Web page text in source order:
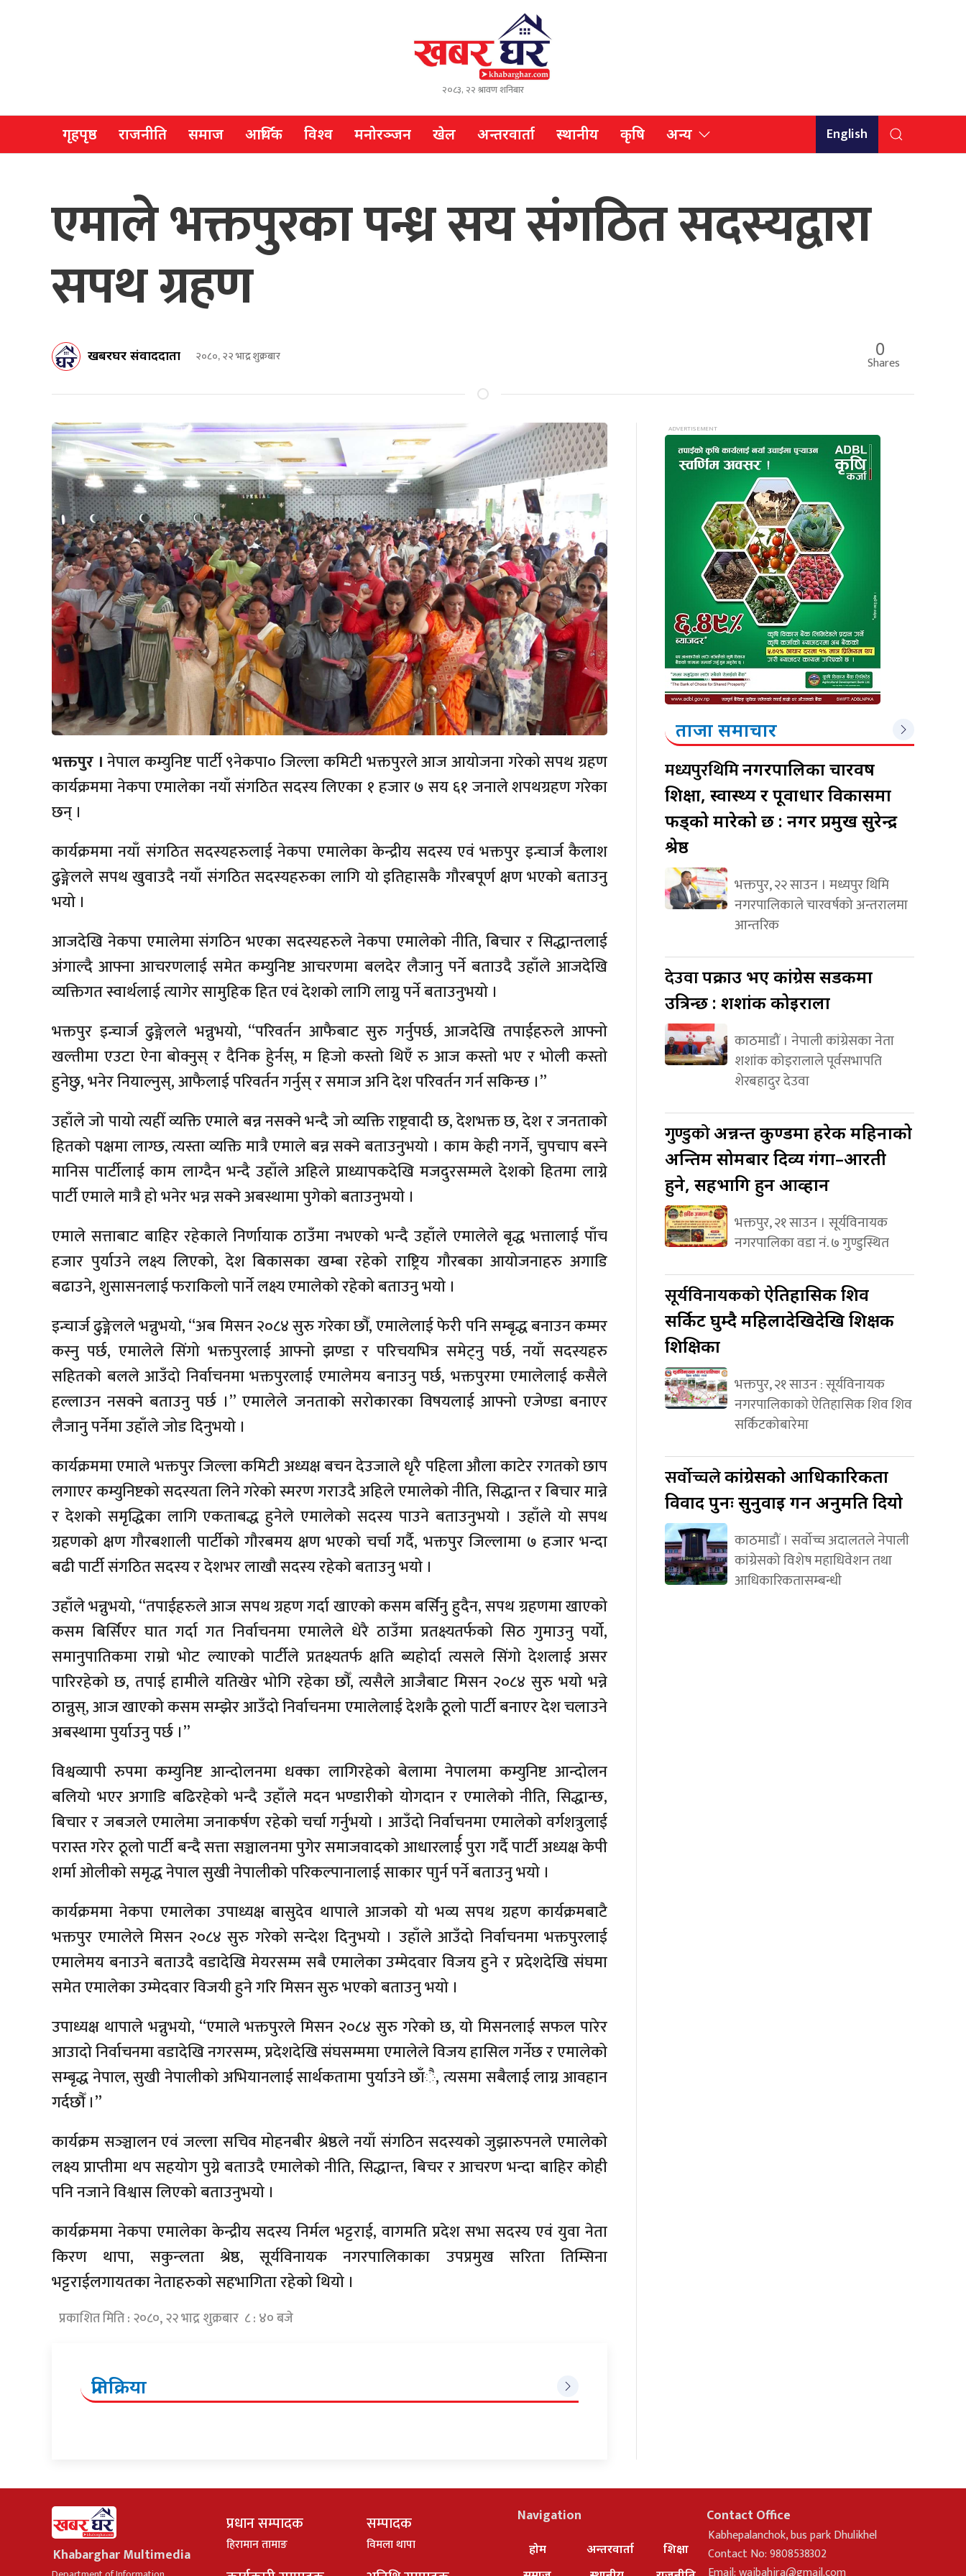
२०८३, २२ श्रावण शनिबार
गृहपृष्ठ राजनीति समाज आर्थिक विश्व मनोरञ्जन खेल अन्तरवार्ता स्थानीय कृषि अन्य English
एमाले भक्तपुरका पन्ध्र सय संगठित सदस्यद्वारा
सपथ ग्रहण
खबरघर संवाददाता २०८०, २२ भाद्र शुक्रबार 0
Shares
भक्तपुर ।नेपाल कम्युनिष्ट पार्टी ९नेकपा० जिल्ला कमिटी भक्तपुरले आज आयोजना गरेको सपथ ग्रहण
कार्यक्रममा नेकपा एमालेका नयाँ संगठित सदस्य लिएका १ हजार ७ सय ६१ जनाले शपथग्रहण गरेका
छन् ।
कार्यक्रममा नयाँ संगठित सदस्यहरुलाई नेकपा एमालेका केन्द्रीय सदस्य एवं भक्तपुर इन्चार्ज कैलाश
ढुङ्गेलले सपथ खुवाउदै नयाँ संगठित सदस्यहरुका लागि यो इतिहासकै गौरबपूर्ण क्षण भएको बताउनु
भयो ।
आजदेखि नेकपा एमालेमा संगठिन भएका सदस्यहरुले नेकपा एमालेको नीति, बिचार र सिद्धान्तलाई
अंगाल्दै आफ्ना आचरणलाई समेत कम्युनिष्ट आचरणमा बलदेर लैजानु पर्ने बताउदै उहाँले आजदेखि
व्यक्तिगत स्वार्थलाई त्यागेर सामुहिक हित एवं देशको लागि लाग्नु पर्ने बताउनुभयो ।
भक्तपुर इन्चार्ज ढुङ्गेलले भन्नुभयो, “परिवर्तन आफैबाट सुरु गर्नुपर्छ, आजदेखि तपाईहरुले आफ्नो
खल्तीमा एउटा ऐना बोक्नुस् र दैनिक हेुर्नस्, म हिजो कस्तो थिएँ रु आज कस्तो भए र भोली कस्तो
हुनेछु, भनेर नियाल्नुस्, आफैलाई परिवर्तन गर्नुस् र समाज अनि देश परिवर्तन गर्न सकिन्छ ।”
उहाँले जो पायो त्यहीँ व्यक्ति एमाले बन्न नसक्ने भन्दै जो व्यक्ति राष्ट्रवादी छ, देशभक्त छ, देश र जनताको
हितको पक्षमा लाग्छ, त्यस्ता व्यक्ति मात्रै एमाले बन्न सक्ने बताउनुभयो । काम केही नगर्ने, चुपचाप बस्ने
मानिस पार्टीलाई काम लाग्दैन भन्दै उहाँले अहिले प्राध्यापकदेखि मजदुरसम्मले देशको हितमा लाग्ने
पार्टी एमाले मात्रै हो भनेर भन्न सक्ने अबस्थामा पुगेको बताउनुभयो ।
एमाले सत्ताबाट बाहिर रहेकाले निर्णायाक ठाउँमा नभएको भन्दै उहाँले एमालेले बृद्ध भत्तालाई पाँच
हजार पुर्याउने लक्ष्य लिएको, देश बिकासका खम्बा रहेको राष्ट्रिय गौरबका आयोजनाहरु अगाडि
बढाउने, शुसासनलाई फराकिलो पार्ने लक्ष्य एमालेको रहेको बताउनु भयो ।
इन्चार्ज ढुङ्गेलले भन्नुभयो, “अब मिसन २०८४ सुरु गरेका छौँ, एमालेलाई फेरी पनि सम्बृद्ध बनाउन कम्मर
कस्नु पर्छ, एमालेले सिंगो भक्तपुरलाई आफ्नो झण्डा र परिचयभित्र समेट्नु पर्छ, नयाँ सदस्यहरु
सहितको बलले आउँदो निर्वाचनमा भक्तपुरलाई एमालेमय बनाउनु पर्छ, भक्तपुरमा एमालेलाई कसैले
हल्लाउन नसक्ने बताउनु पर्छ ।” एमालेले जनताको सरोकारका विषयलाई आफ्नो एजेण्डा बनाएर
लैजानु पर्नेमा उहाँले जोड दिनुभयो ।
कार्यक्रममा एमाले भक्तपुर जिल्ला कमिटी अध्यक्ष बचन देउजाले धृरै पहिला औला काटेर रगतको छाप
लगाएर कम्युनिष्टको सदस्यता लिने गरेको स्मरण गराउदै अहिले एमालेको नीति, सिद्धान्त र बिचार मान्ने
र देशको समृद्धिका लागि एकताबद्ध हुनेले एमालेको सदस्य पाउने बताउनुभयो । उहाँले यो सपथ
ग्रहणको क्षण गौरबशाली पार्टीको गौरबमय क्षण भएको चर्चा गर्दै, भक्तपुर जिल्लामा ७ हजार भन्दा
बढी पार्टी संगठित सदस्य र देशभर लाखौ सदस्य रहेको बताउनु भयो ।
उहाँले भन्नुभयो, “तपाईहरुले आज सपथ ग्रहण गर्दा खाएको कसम बर्सिनु हुदैन, सपथ ग्रहणमा खाएको
कसम बिर्सिएर घात गर्दा गत निर्वाचनमा एमालेले धेरै ठाउँमा प्रतक्ष्यतर्फको सिठ गुमाउनु पर्यो,
समानुपातिकमा राम्रो भोट ल्याएको पार्टीले प्रतक्ष्यतर्फ क्षति ब्यहोर्दा त्यसले सिंगो देशलाई असर
पारिरहेको छ, तपाई हामीले यतिखेर भोगि रहेका छौँ, त्यसैले आजैबाट मिसन २०८४ सुरु भयो भन्ने
ठान्नुस्, आज खाएको कसम सम्झेर आउँदो निर्वाचनमा एमालेलाई देशकै ठूलो पार्टी बनाएर देश चलाउने
अबस्थामा पुर्याउनु पर्छ ।”
विश्वव्यापी रुपमा कम्युनिष्ट आन्दोलनमा धक्का लागिरहेको बेलामा नेपालमा कम्युनिष्ट आन्दोलन
बलियो भएर अगाडि बढिरहेको भन्दै उहाँले मदन भण्डारीको योगदान र एमालेको नीति, सिद्धान्छ,
बिचार र जबजले एमालेमा जनाकर्षण रहेको चर्चा गर्नुभयो । आउँदो निर्वाचनमा एमालेको वर्गशत्रुलाई
परास्त गरेर ठूलो पार्टी बन्दै सत्ता सञ्चालनमा पुगेर समाजवादको आधारलार्ई पुरा गर्दै पार्टी अध्यक्ष केपी
शर्मा ओलीको समृद्ध नेपाल सुखी नेपालीको परिकल्पानालाई साकार पाुर्न पर्ने बताउनु भयो ।
कार्यक्रममा नेकपा एमालेका उपाध्यक्ष बासुदेव थापाले आजको यो भव्य सपथ ग्रहण कार्यक्रमबाटै
भक्तपुर एमालेले मिसन २०८४ सुरु गरेको सन्देश दिनुभयो । उहाँले आउँदो निर्वाचनमा भक्तपुरलाई
एमालेमय बनाउने बताउदै वडादेखि मेयरसम्म सबै एमालेका उम्मेदवार विजय हुने र प्रदेशदेखि संघमा
समेत एमालेका उम्मेदवार विजयी हुने गरि मिसन सुरु भएको बताउनु भयो ।
उपाध्यक्ष थापाले भन्नुभयो, “एमाले भक्तपुरले मिसन २०८४ सुरु गरेको छ, यो मिसनलाई सफल पारेर
आउादो निर्वाचनमा वडादेखि नगरसम्म, प्रदेशदेखि संघसम्ममा एमालेले विजय हासिल गर्नेछ र एमालेको
सम्बृद्ध नेपाल, सुखी नेपालीको अभियानलाई सार्थकतामा पुर्याउने छाँै, त्यसमा सबैलाई लाग्न आवहान
गर्दछौँ ।”
कार्यक्रम सञ्ञ्चालन एवं जल्ला सचिव मोहनबीर श्रेष्ठले नयाँ संगठिन सदस्यको जुझारुपनले एमालेको
लक्ष्य प्राप्तीमा थप सहयोग पुग्ने बताउदै एमालेको नीति, सिद्धान्त, बिचर र आचरण भन्दा बाहिर कोही
पनि नजाने विश्वास लिएको बताउनुभयो ।
कार्यक्रममा नेकपा एमालेका केन्द्रीय सदस्य निर्मल भट्टराई, वागमति प्रदेश सभा सदस्य एवं युवा नेता
किरण थापा, सकुन्लता श्रेष्ठ, सूर्यविनायक नगरपालिकाका उपप्रमुख सरिता तिम्सिना
भट्टराईलगायतका नेताहरुको सहभागिता रहेको थियो ।
प्रकाशित मिति : २०८०, २२ भाद्र शुक्रबार ८ : ४० बजे
प्रतिक्रिया
ताजा समाचार
मध्यपुरथिमिनगरपालिका चारवर्ष
शिक्षा, स्वास्थ्य र पूर्वाधार विकासमा
फड्को मारेको छ : नगर प्रमुख सुरेन्द्र
श्रेष्ठ
भक्तपुर, २२ साउन । मध्यपुर थिमि
नगरपालिकाले चारवर्षको अन्तरालमा
आन्तरिक
देउवापक्राउ भए कांग्रेस सडकमा
उत्रिन्छ : शशांक कोइराला
काठमाडौं । नेपाली कांग्रेसका नेता
शशांक कोइरालाले पूर्वसभापति
शेरबहादुर देउवा
गुण्डुकोअन्नन्त कुण्डमा हरेक महिनाको
अन्तिम सोमबार दिव्य गंगा–आरती
हुने, सहभागि हुन आव्हान
भक्तपुर, २१ साउन । सूर्यविनायक
नगरपालिका वडा नं. ७ गुण्डुस्थित
सूर्यविनायककोऐतिहासिक शिव
सर्किट घुम्दै महिलादेखिदेखि शिक्षक
शिक्षिका
भक्तपुर, २१ साउन : सूर्यविनायक
नगरपालिकाको ऐतिहासिक शिव शिव
सर्किटकोबारेमा
सर्वोच्चलेकांग्रेसको आधिकारिकता
विवाद पुनः सुनुवाइ गर्न अनुमति दियो
काठमाडौं । सर्वोच्च अदालतले नेपाली
कांग्रेसको विशेष महाधिवेशन तथा
आधिकारिकतासम्बन्धी
Khabarghar Multimedia
प्रधान सम्पादक
हिरामान तामाङ
सम्पादक
विमला थापा
Navigation
होम
अन्तरवार्ता
शिक्षा
Contact Office
Kabhepalanchok, bus park Dhulikhel
Contact No: 9808538302